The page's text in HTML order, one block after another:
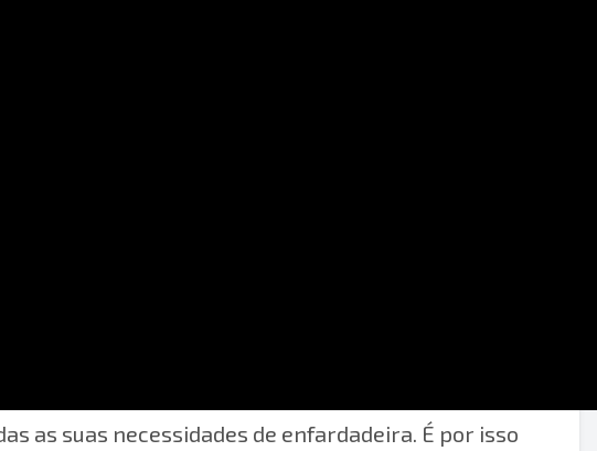
as suas necessidades de enfardadeira. É por isso